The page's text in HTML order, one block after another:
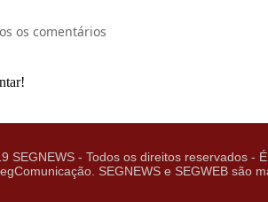
os comentários
SEGNEWS - Todos os direitos reservados
SEGNEWS e SEGWEB